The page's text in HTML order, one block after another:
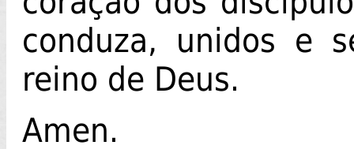
conduza, unidos e
reino de Deus.
Amen.